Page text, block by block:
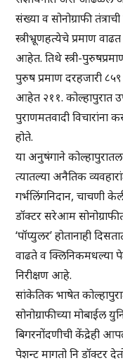
संख्या व सोनोग्राफी
स्त्रीभ्रूणहत्येचे प्रमाण
आहेत. तिथे स्त्री-
पुरुष प्रमाण दरहजारी
आहेत २११. कोल्हापुरात
पुराणमतवादी
होते.
या अनुषंगाने कोल्हापुरातला
त्यातल्या अनैतिक
गर्भलिंगनिदान, चाचणी
डॉक्टर सरेआम
‘पॉप्युलर’ होतानाही
वाढते व क्लिनिकमधल्या
निरीक्षण आहे.
सांकेतिक भाषेत
सोनोग्राफीच्या मोबाईल
बिगरनोंदणीची केंद्रेही
पेशन्ट मागतो नि डॉक्टर